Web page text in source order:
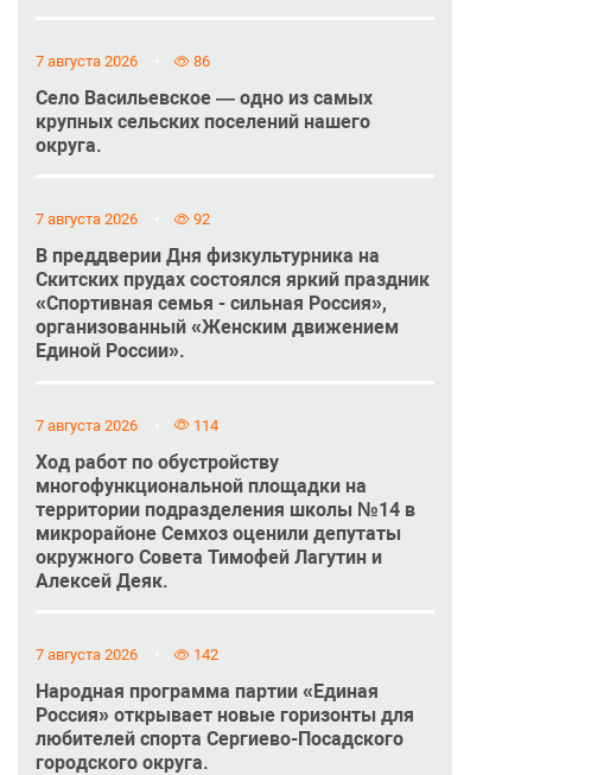
7 августа 2026 86
Село Васильевское — одно из самых
крупных сельских поселений нашего
округа.
7 августа 2026 92
В преддверии Дня физкультурника на
Скитских прудах состоялся яркий праздник
«Спортивная семья - сильная Россия»,
организованный «Женским движением
Единой России».
7 августа 2026 114
Ход работ по обустройству
многофункциональной площадки на
территории подразделения школы №14 в
микрорайоне Семхоз оценили депутаты
окружного Совета Тимофей Лагутин и
Алексей Деяк.
7 августа 2026 142
Народная программа партии «Единая
Россия» открывает новые горизонты для
любителей спорта Сергиево-Посадского
городского округа.